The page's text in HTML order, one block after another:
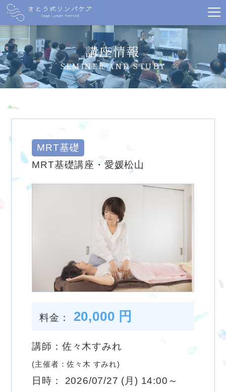
講座情報
SEMINER AND STUDY
MRT基礎
MRT基礎講座・愛媛松山
料金： 20,000 円
講師：佐々木すみれ
(主催者：佐々木 すみれ)
日時： 2026/07/27 (月) 14:00～